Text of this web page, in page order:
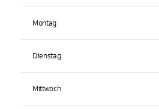
Montag
Dienstag
Mittwoch